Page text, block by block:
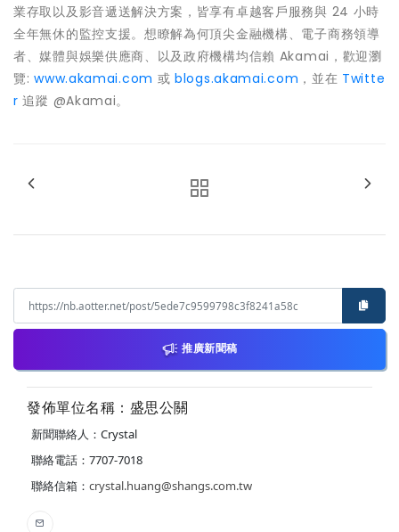
業存取以及影音遞送解決方案，皆享有卓越客戶服務與 24 小時
全年無休的監控支援。想瞭解為何頂尖金融機構、電子商務領導
者、媒體與娛樂供應商、以及政府機構均信賴 Akamai，歡迎瀏
覽:www.akamai.com 或blogs.akamai.com ，並在 Twitte
r追蹤 @Akamai。
推廣新聞稿
發佈單位名稱：盛思公關
新聞聯絡人：Crystal
聯絡電話：7707-7018
聯絡信箱： crystal.huang@shangs.com.tw